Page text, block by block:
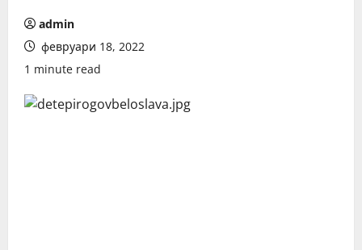
admin
февруари 18, 2022
1 minute read